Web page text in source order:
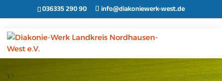
036335 290 90 info@diakoniewerk-west.de